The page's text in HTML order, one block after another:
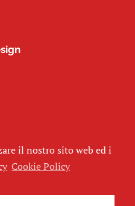
il nostro sito web ed i
Cookie Policy